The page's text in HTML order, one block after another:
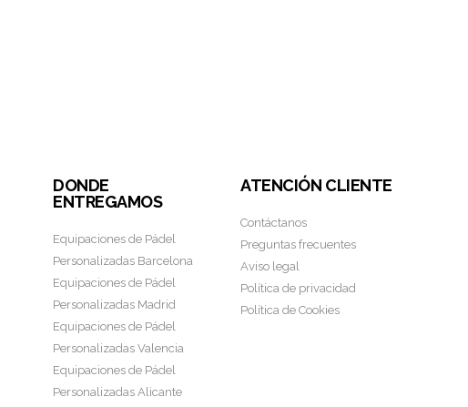
DONDE
ENTREGAMOS
Equipaciones de Pádel
Personalizadas Barcelona
Equipaciones de Pádel
Personalizadas Madrid
Equipaciones de Pádel
Personalizadas Valencia
Equipaciones de Pádel
Personalizadas Alicante
ATENCIÓN CLIENTE
Contáctanos
Preguntas frecuentes
Aviso legal
Política de privacidad
Política de Cookies